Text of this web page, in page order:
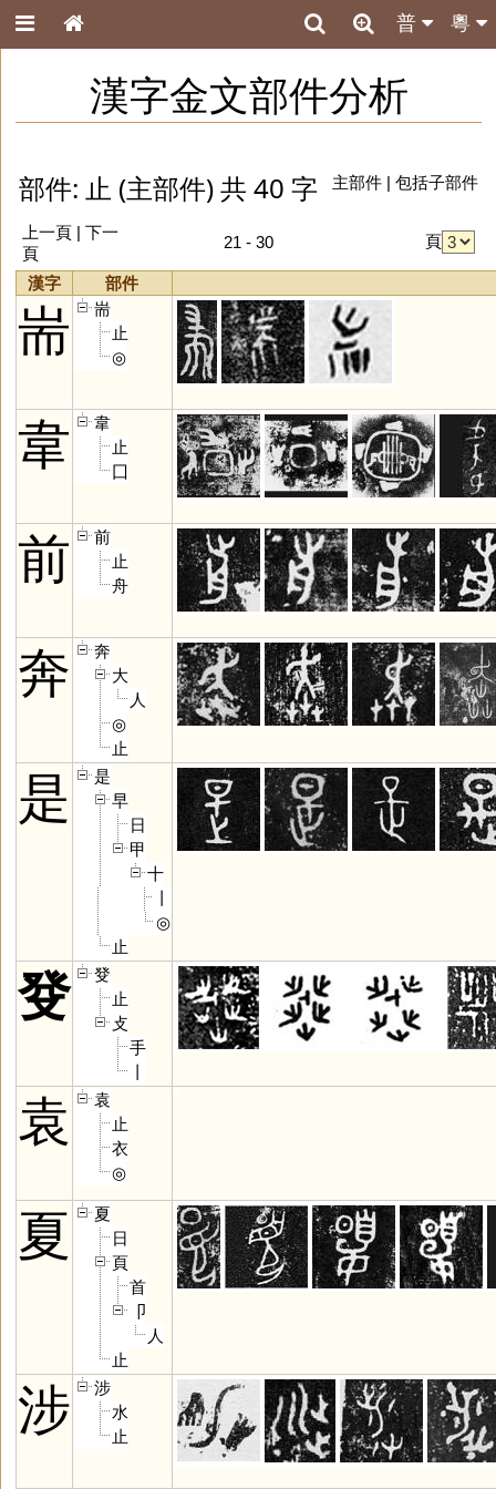
粵
普
漢字金文部件分析
部件: 止 (主部件) 共 40 字 主部件| 包括子部件
上一頁| 下一
頁
21 - 30 頁
漢字 部件
耑
耑
止
◎
韋
韋
止
囗
前
前
止
舟
奔
奔
大
人
◎
止
是
是
早
日
甲
十
◎
止
癹
癹
止
攴
手
袁
袁
止
衣
◎
夏
夏
日
頁
首
卩
人
止
涉
涉
水
止